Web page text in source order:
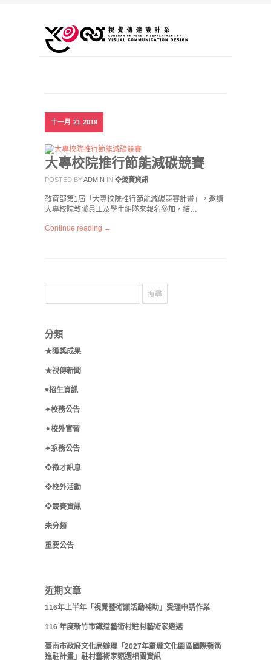
十一月 21 2019
大專校院推行節能減碳競賽
POSTED BYADMIN IN ❖競賽資訊
教育部第1屆「大專校院推行節能減碳競賽計畫」，邀請
大專校院教職員工及學生組隊來報名參加，結…
Continue reading →
分類
★獲獎成果
★視傳新聞
♥招生資訊
✦校務公告
✦校外實習
✦系務公告
❖徵才訊息
❖校外活動
❖競賽資訊
未分類
重要公告
近期文章
116年上半年「視覺藝術類活動補助」受理申請作業
116 年度新竹市鐵道藝術村駐村藝術家遴選
臺南市政府文化局辦理「2027年蕭瓏文化園區國際藝術
進駐計畫」駐村藝術家甄選相關資訊